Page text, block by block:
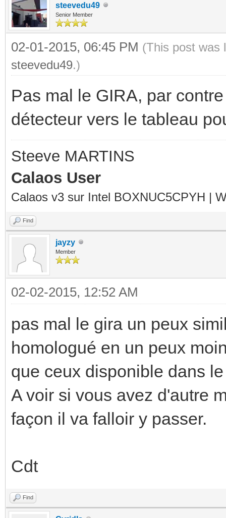
steevedu49
Senior Member
02-01-2015, 06:45 PM (This post was
steevedu49.)
Pas mal le GIRA, par
détecteur vers le tableau
Steeve MARTINS
Calaos User
Calaos v3 sur Intel BOXNUC5CPYH |
Find
jayzy
Member
02-02-2015, 12:52 AM
pas mal le gira un peux
homologué en un peux
que ceux disponible dans
A voir si vous avez d'autre
façon il va falloir y passer.
Cdt
Find